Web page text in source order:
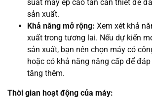
suất máy ép cao tần cần thiết để
sản xuất.
Khả năng mở rộng: Xem xét khả
xuất trong tương lai. Nếu dự kiến
sản xuất, bạn nên chọn máy có
hoặc có khả năng nâng cấp để
tăng thêm.
Thời gian hoạt động của máy: